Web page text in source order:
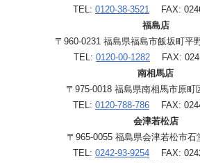
TEL: 0120-38-3521 FAX:
福島店
〒960-0231 福島県福島市飯坂町平
TEL: 0120-00-1282 FAX:
南相馬店
〒975-0018 福島県南相馬市原町
TEL: 0120-788-786 FAX:
会津若松店
〒965-0055 福島県会津若松市石
TEL: 0242-93-9254 FAX: